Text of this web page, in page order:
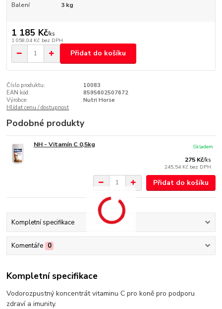
Balení
3 kg
1 185 Kč/ks
1 058,04 Kč bez DPH
Přidat do košíku
Číslo produktu:
10083
EAN kód:
8595602507672
Výrobce:
Nutri Horse
Hlídat cenu / dostupnost
Podobné produkty
NH - Vitamín C 0,5kg
275 Kč/ks
245,54 Kč bez DPH
Skladem
Přidat do košíku
Kompletní specifikace
Komentáře 0
Kompletní specifikace
Vodorozpustný koncentrát vitaminu C pro koně pro podporu
zdraví a imunity.